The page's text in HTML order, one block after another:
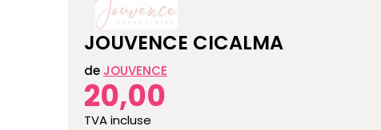
JOUVENCE CICALMA
de JOUVENCE
20,00
TVA incluse